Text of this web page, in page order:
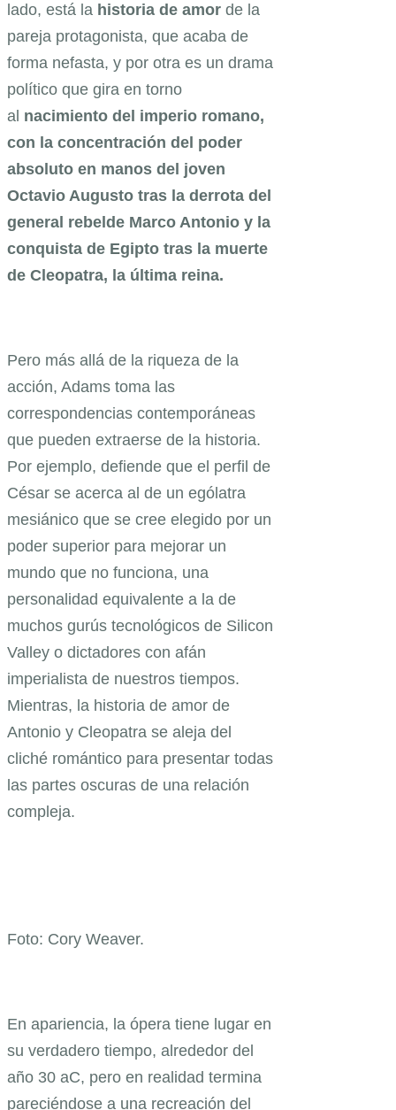
lado, está la historia de amor de la
pareja protagonista, que acaba de
forma nefasta, y por otra es un drama
político que gira en torno
al nacimiento del imperio romano,
con la concentración del poder
absoluto en manos del joven
Octavio Augusto tras la derrota del
general rebelde Marco Antonio y la
conquista de Egipto tras la muerte
de Cleopatra, la última reina.
Pero más allá de la riqueza de la
acción, Adams toma las
correspondencias contemporáneas
que pueden extraerse de la historia.
Por ejemplo, defiende que el perfil de
César se acerca al de un ególatra
mesiánico que se cree elegido por un
poder superior para mejorar un
mundo que no funciona, una
personalidad equivalente a la de
muchos gurús tecnológicos de Silicon
Valley o dictadores con afán
imperialista de nuestros tiempos.
Mientras, la historia de amor de
Antonio y Cleopatra se aleja del
cliché romántico para presentar todas
las partes oscuras de una relación
compleja.
Foto: Cory Weaver.
En apariencia, la ópera tiene lugar en
su verdadero tiempo, alrededor del
año 30 aC, pero en realidad termina
pareciéndose a una recreación del